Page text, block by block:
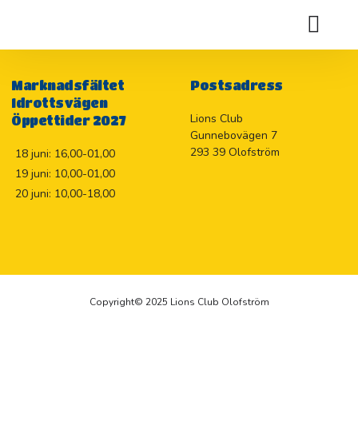
Postsadress
Lions Club
Gunnebovägen 7
293 39 Olofström
Marknadsfältet
Idrottsvägen
Öppettider 2027
18 juni: 16,00-01,00
19 juni: 10,00-01,00
20 juni: 10,00-18,00
Copyright© 2025 Lions Club Olofström